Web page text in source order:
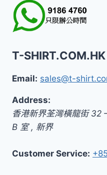
T-
Email: sales@t-
Address:
香港新界荃灣橫龍街 32
B 室, 新界
Customer Service: